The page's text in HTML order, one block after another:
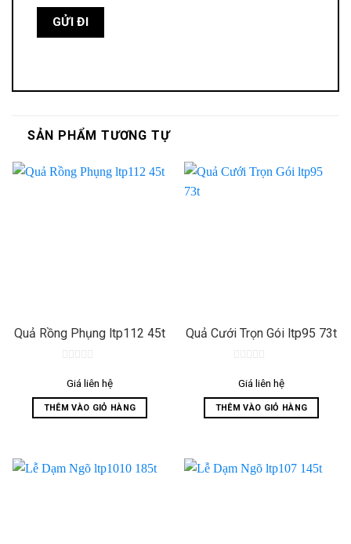
SẢN PHẨM TƯƠNG TỰ
Quả Rồng Phụng ltp112 45t
out
5
Giá liên hệ
THÊM VÀO GIỎ HÀNG
Quả Cưới Trọn Gói ltp95 73t
out
5
Giá liên hệ
THÊM VÀO GIỎ HÀNG